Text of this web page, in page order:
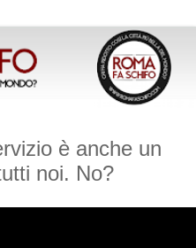
è anche un
noi. No?